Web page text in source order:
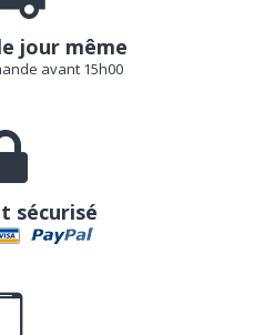
jour même
avant 15h00
sécurisé